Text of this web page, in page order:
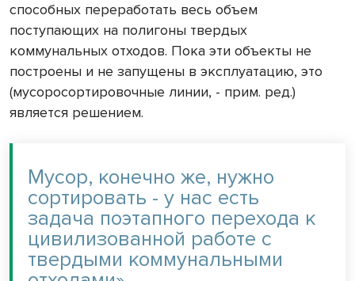
способных переработать весь объем
поступающих на полигоны твердых
коммунальных отходов. Пока эти объекты не
построены и не запущены в эксплуатацию, это
(мусоросортировочные линии, - прим. ред.)
является решением.
Мусор, конечно же, нужно
сортировать - у нас есть
задача поэтапного перехода к
цивилизованной работе с
твердыми коммунальными